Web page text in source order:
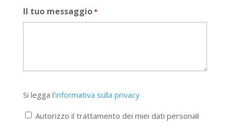
Il tuo messaggio*
legga
l'informativa
Si legga l'informativa sulla privacy
Autorizzo il trattamento dei miei dati personali